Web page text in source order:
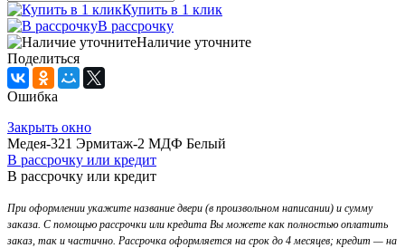
Купить в 1 клик
В рассрочку
Наличие уточните
Поделиться
Ошибка
Закрыть окно
Медея-321 Эрмитаж-2 МДФ Белый
В рассрочку или кредит
В рассрочку или кредит
При оформлении укажите название двери (в произвольном написании) и сумму
заказа. С помощью рассрочки или кредита Вы можете как полностью оплатить
заказ, так и частично. Рассрочка оформляется на срок до 4 месяцев; кредит — на